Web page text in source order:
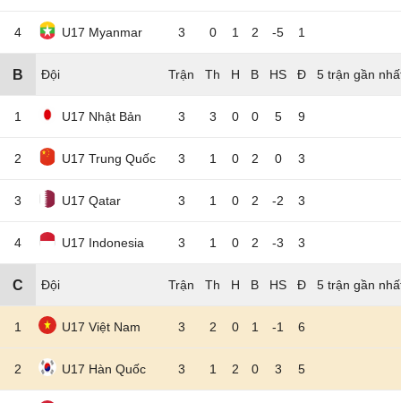
4 U17 Myanmar 3 0 1 2 -5 1
B Đội 5 trận gần
1 U17 Nhật Bản 3 3 0 0 5 9
2 U17 Trung Quốc 3 1 0 2 0 3
3 U17 Qatar 3 1 0 2 -2 3
4 U17 Indonesia 3 1 0 2 -3 3
C Đội 5 trận gần
1 U17 Việt Nam 3 2 0 1 -1 6
2 U17 Hàn Quốc 3 1 2 0 3 5